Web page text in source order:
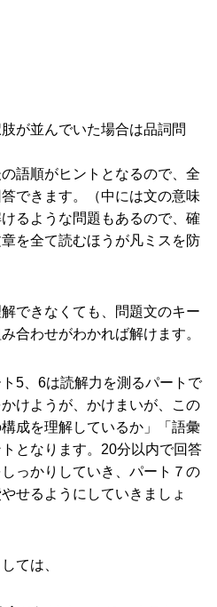
が並んでいた場合は品詞問
語順がヒントとなるので、全
できます。（中には文の意味
るような問題もあるので、確
を全て読むほうが凡ミスを防
できなくても、問題文のキー
合わせがわかれば解けます。
5、6は読解力を測るパートで
けようが、かけまいが、この
成を理解しているか」「語彙
となります。20分以内で回答
っかりしていき、パート７の
せるようにしていきましょ
ては、